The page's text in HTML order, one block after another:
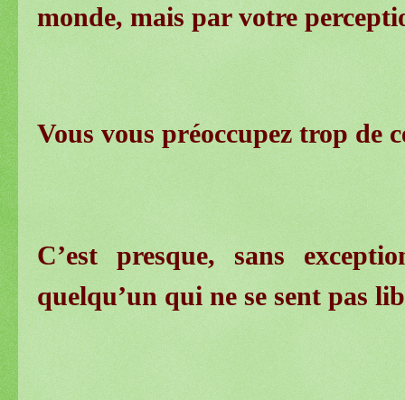
monde, mais par votre
Vous vous préoccupez trop de
C’est presque, sans
quelqu’un qui ne se sent pas